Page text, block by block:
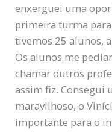
enxerguei uma
primeira turma para
tivemos 25 alunos,
Os alunos me
chamar outros
assim fiz. Consegui
maravilhoso, o
importante para o